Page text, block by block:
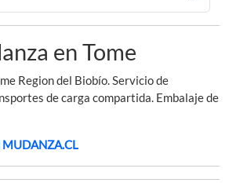
en Tome
Region del Biobío. Servicio de
de carga compartida. Embalaje de
MUDANZA.CL